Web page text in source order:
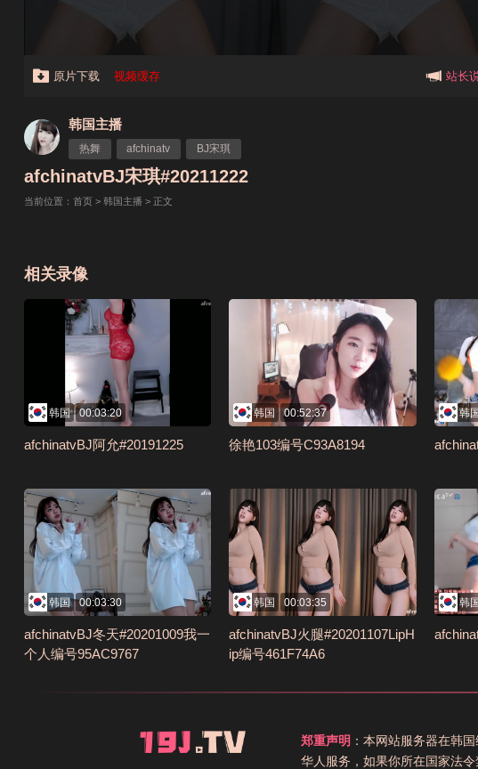
原片下载 视频缓存 站长
韩国主播
热舞 afchinatv BJ宋琪
afchinatvBJ宋琪#20211222
当前位置： 首页 > 韩国主播 > 正文
相关录像
韩国 00:03:20
afchinatvBJ阿允#20191225
韩国 00:52:37
徐艳103编号C93A8194
韩
韩国 00:03:30
afchinatvBJ冬天#20201009我一
个人编号95AC9767
韩国 00:03:35
afchinatvBJ火腿#20201107LipH
ip编号461F74A6
韩
郑重声明 ：本网站服务器在韩
华人服务，如果你所在国家法